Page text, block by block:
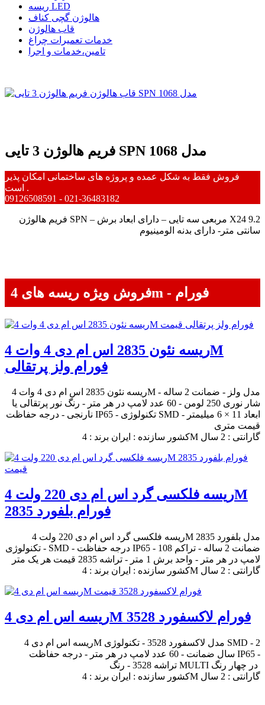
ریسه LED
هالوژن گچی کناف
قاب هالوژن
خدمات تعمیرات چراغ
تامین،خدمات و اجرا
فریم هالوژن 3 تایی SPN مدل 1068
فروش فقط به شکل عمده و پروژه های ساختمانی امکان پذیر
است .
09126508591 - 021-36483182
فریم هالوژن SPN – مربعی سه تایی – دارای ابعاد برش X24 9.2
سانتی متر- دارای بدنه الومینیوم
فروش ویژه ریسه های 4m - فورام
ریسه نئون 2835 اس ام دی 4 وات 4M
فورام ولز پرتقالی
ریسه نئون 2835 اس ام دی 4 وات 4M مدل ولز - ضمانت 2 ساله -
شار نوری 250 لومن - 60 عدد لامپ در هر متر - رنگ نور پرتقالی یا
نارنجی - درجه حفاظت IP65 - تکنولوژی SMD - ابعاد 11 × 6 میلیمتر
قیمت متری
کشور سازنده : ایران برند : 4M گارانتی : 2 سال
ریسه فلکسی گرد اس ام دی 220 ولت 4M
فورام بلفورد 2835
ریسه فلکسی گرد اس ام دی 220 ولت 4M مدل بلفورد 2835
- تکنولوژی SMD - درجه حفاظت IP65 - ضمانت 2 ساله - تراکم 108
لامپ در هر متر - واحد برش 1 متر - تراشه 2835 قیمت هر یک متر
کشور سازنده : ایران برند : 4M گارانتی : 2 سال
ریسه اس ام دی 4M فورام لاکسفورد 3528
ریسه اس ام دی 4M مدل لاکسفورد 3528 - تکنولوژی SMD - 2
سال ضمانت - 60 عدد لامپ در هر متر - درجه حفاظت IP65 -
کشور سازنده : ایران برند : 4M گارانتی : 2 سال